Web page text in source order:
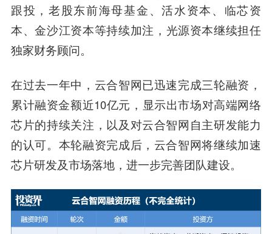
跟投，老股东前海母基金、活水资本、临芯资
本、金沙江资本等持续加注， 光源资本继续担任
独家财务顾问。
在过去一年中，云合智网已迅速完成三轮融资，
累计融资金额近10亿元，显示出市场对高端网络
芯片的持续关注，以及对云合智网自主研发能力
的认可。本轮融资完成后，云合智网将继续加速
芯片研发及市场落地，进一步完善团队建设。